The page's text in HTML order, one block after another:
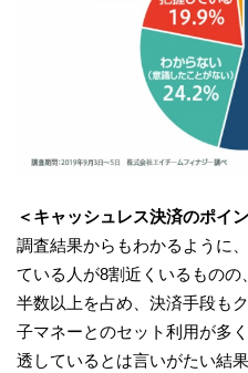
＜ キャッシュレス決済のポイ
調査結果からもわかるように
ている人が8割近くいるもの
半数以上を占め、決済手段も
子マネーとのセット利用が多
透しているとは言いがたい結